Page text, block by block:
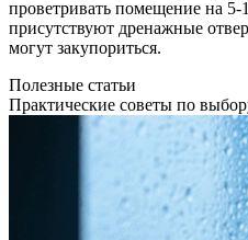
проветривать помещение на 5-
присутствуют дренажные
могут закупориться.
Полезные статьи
Практические советы по